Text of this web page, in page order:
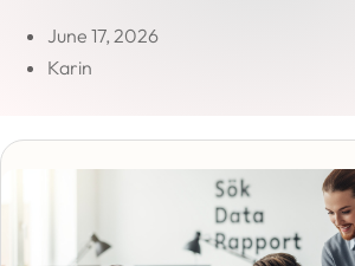
June 17, 2026
Karin